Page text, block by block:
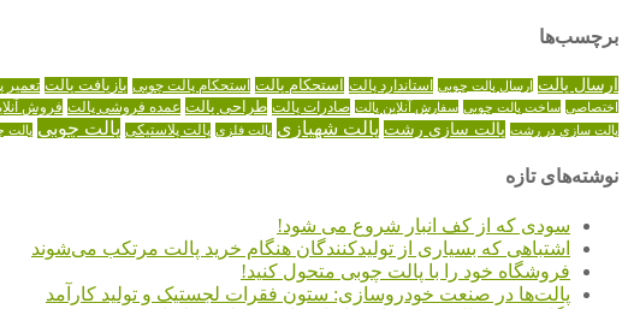
برچسب‌ها
ارسال پالت ارسال پالت چوبی استاندارد پالت استحکام پالت استحکام پالت چوبی بازیافت پالت تعمیر
اختصاصی ساخت پالت چوبی سفارش آنلاین پالت صادرات پالت طراحی پالت عمده فروشی پالت فروش
پالت سازی در رشت پالت سازی رشت پالت شهبازی پالت فلزی پالت پلاستیکی پالت چوبی پالت
نوشته‌های تازه
سودی که از کف انبار شروع می شود!
اشتباهی که بسیاری از تولیدکنندگان هنگام خرید پالت مرتکب می‌شوند
فروشگاه خود را با پالت چوبی متحول کنید!
پالت‌ها در صنعت خودروسازی: ستون فقرات لجستیک و تولید کارآمد